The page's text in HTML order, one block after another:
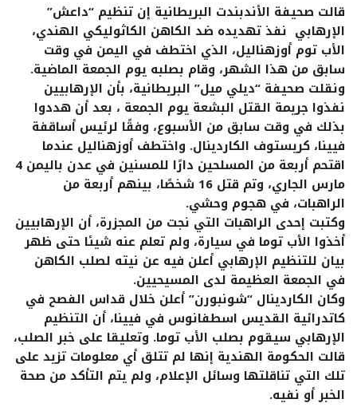
قالت صحيفة الأندبندت البريطانية إن تنظيم “داعش”
الإرهابي نفذ تهديده ضد الكاهن الكاثوليكي الهندي،
الأب توم أوزهناليل، الذي اختطف في اليمن في وقت
سابق من هذا الشهر، وقام بصلبه يوم الجمعة الماضية.
ونقلت صحيفة “ديلي ميل” البريطانية، بأن الإرهابيين
نفذوا جريمة القتل البشعة يوم الجمعة ، بعد أن هددوا
بذلك في وقت سابق من الأسبوع، وفقًا لرئيس أساقفة
فيينا، كريستوف الكاردينال. واختطف أوزهناليل عندما
اقتحم أربعة من المسلحين دارًا للمسنين في عدن باليمن 4
مارس الجاري، وتم قتل 16 شخصًا، بينهم أربعة من
الراهبات، في هجوم وحشي.
وكتبت إحدى الراهبات التي نجت من المجزرة، أن الإرهابيين
أخذوا الأب توما في سيارة، ولم تعلم عنه شيئا حتى ظهر
بيان للتنظيم الإرهابي أعلن فيه عن نيته لصلب الكاهن
في الجمعة العظيمة لدى المسيحيين.
وكان الكاردينال “شونبورن” أعلن خلال قداس الفصح في
كاتدرائية القديس اسطفانوس في فيينا، أن التنظيم
الإرهابي سيقوم بصلب الأب توما. وتعليقا على خبر الصلب،
قالت الحكومة الهندية إنها لم تتلق أي معلومات تزيد على
تلك التي تناقلتها وسائل الإعلام، ولم يتم التأكد من صحة
الخبر أو نفيه.